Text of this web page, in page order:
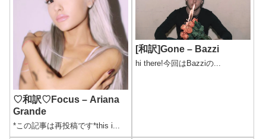
♡和訳♡Focus – Ariana
Grande
*この記事は再投稿です*this i...
[和訳]Gone – Bazzi
hi there!今回はBazziの...